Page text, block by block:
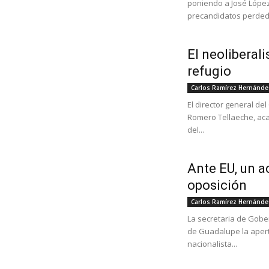
poniendo a José
precandidatos
El
refugio
Carlos Ramírez
El director general del
Romero Tellaeche,
del...
Ante EU, un
oposición
Carlos Ramírez
La secretaria de
de Guadalupe la
nacionalista...